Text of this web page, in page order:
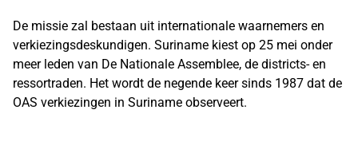
De missie zal bestaan uit internationale waarnemers en
verkiezingsdeskundigen. Suriname kiest op 25 mei onder
meer leden van De Nationale Assemblee, de districts- en
ressortraden. Het wordt de negende keer sinds 1987 dat de
OAS verkiezingen in Suriname observeert.